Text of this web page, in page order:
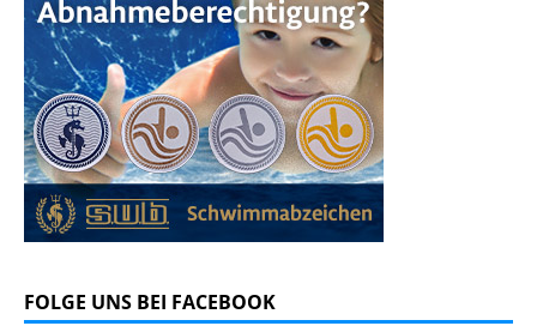
FOLGE UNS BEI FACEBOOK